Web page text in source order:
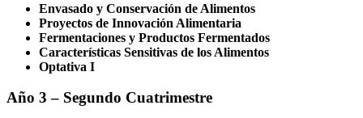
Envasado y Conservación de Alimentos
Proyectos de Innovación Alimentaria
Fermentaciones y Productos Fermentados
Características Sensitivas de los Alimentos
Optativa I
Año 3 – Segundo Cuatrimestre